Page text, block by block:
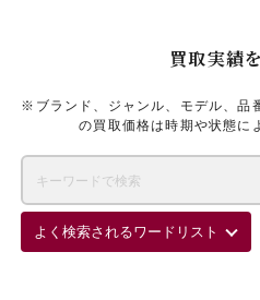
買取実績
※ブランド、ジャンル、モデル、品
の買取価格は時期や状態に
よく検索されるワードリスト